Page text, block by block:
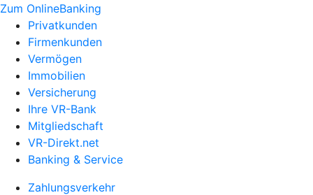
Zum OnlineBanking
Privatkunden
Firmenkunden
Vermögen
Immobilien
Versicherung
Ihre VR-Bank
Mitgliedschaft
VR-Direkt.net
Banking & Service
Zahlungsverkehr